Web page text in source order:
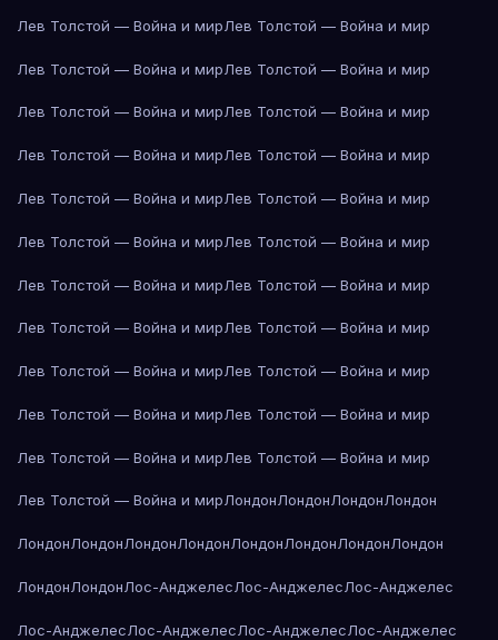
Лев Толстой — Война и мирЛев Толстой — Война и мир
Лев Толстой — Война и мирЛев Толстой — Война и мир
Лев Толстой — Война и мирЛев Толстой — Война и мир
Лев Толстой — Война и мирЛев Толстой — Война и мир
Лев Толстой — Война и мирЛев Толстой — Война и мир
Лев Толстой — Война и мирЛев Толстой — Война и мир
Лев Толстой — Война и мирЛев Толстой — Война и мир
Лев Толстой — Война и мирЛев Толстой — Война и мир
Лев Толстой — Война и мирЛев Толстой — Война и мир
Лев Толстой — Война и мирЛев Толстой — Война и мир
Лев Толстой — Война и мирЛев Толстой — Война и мир
Лев Толстой — Война и мирЛондонЛондонЛондонЛондон
ЛондонЛондонЛондонЛондонЛондонЛондонЛондонЛондон
ЛондонЛондонЛос-АнджелесЛос-АнджелесЛос-Анджелес
Лос-АнджелесЛос-АнджелесЛос-АнджелесЛос-Анджелес